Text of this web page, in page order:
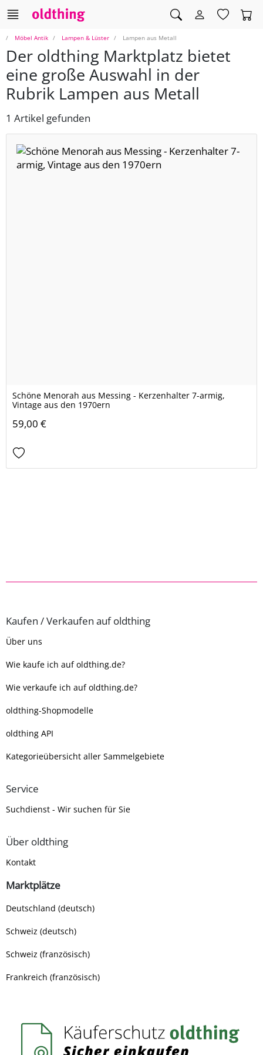
Möbel Antik Lampen & Lüster Lampen aus Metall
Der oldthing Marktplatz bietet
eine große Auswahl in der
Rubrik Lampen aus Metall
1 Artikel gefunden
Schöne Menorah aus Messing - Kerzenhalter 7-armig,
Vintage aus den 1970ern
59,00 €
Kaufen / Verkaufen auf oldthing
Über uns
Wie kaufe ich auf oldthing.de?
Wie verkaufe ich auf oldthing.de?
oldthing-Shopmodelle
oldthing API
Kategorieübersicht aller Sammelgebiete
Service
Suchdienst - Wir suchen für Sie
Über oldthing
Kontakt
Marktplätze
Deutschland (deutsch)
Schweiz (deutsch)
Schweiz (französisch)
Frankreich (französisch)